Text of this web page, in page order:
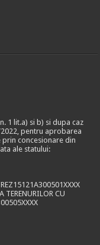
1 lit.a) si b) si dupa caz
pentru aprobarea
concesionare din
ale statului:
TERENURILOR CU